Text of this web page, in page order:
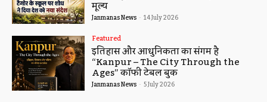
मूल्य
Janmanas News - 14 July 2026
Featured
इतिहास और आधुनिकता का संगम है
“Kanpur – The City Through the
Ages” कॉफी टेबल बुक
Janmanas News - 5 July 2026